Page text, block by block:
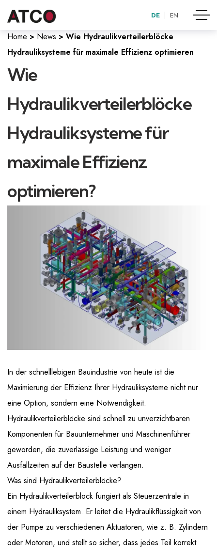
Home > News > Wie Hydraulikverteilerblöcke
Hydrauliksysteme für maximale Effizienz optimieren
Wie
Hydraulikverteilerblöcke
Hydrauliksysteme für
maximale Effizienz
optimieren?
In der schnelllebigen Bauindustrie von heute ist die
Maximierung der Effizienz Ihrer Hydrauliksysteme nicht nur
eine Option, sondern eine Notwendigkeit.
Hydraulikverteilerblöcke sind schnell zu unverzichtbaren
Komponenten für Bauunternehmer und Maschinenführer
geworden, die zuverlässige Leistung und weniger
Ausfallzeiten auf der Baustelle verlangen.
Was sind Hydraulikverteilerblöcke?
Ein Hydraulikverteilerblock fungiert als Steuerzentrale in
einem Hydrauliksystem. Er leitet die Hydraulikflüssigkeit von
der Pumpe zu verschiedenen Aktuatoren, wie z. B. Zylindern
oder Motoren, und stellt so sicher, dass jedes Teil korrekt
6. AUGUST 2025 DE EN